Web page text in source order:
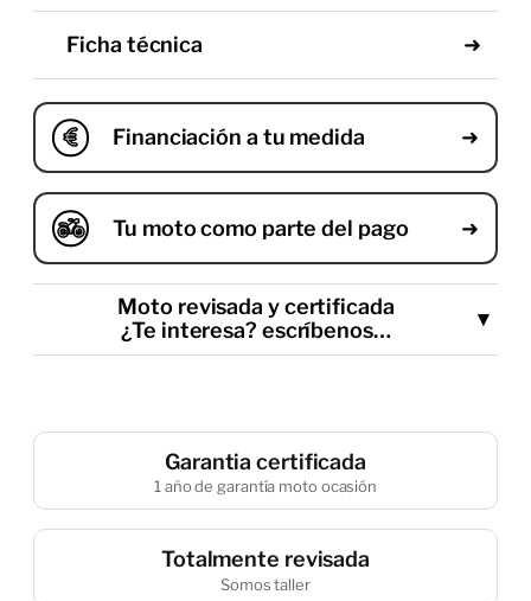
Ficha técnica
Financiación a tu medida
Tu moto como parte del pago
Moto revisada y certificada
¿Te interesa? escríbenos…
Garantia certificada
1 año de garantía moto ocasión
Totalmente revisada
Somos taller